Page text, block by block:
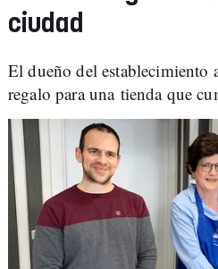
ciudad
El dueño del establecimiento
regalo para una tienda que